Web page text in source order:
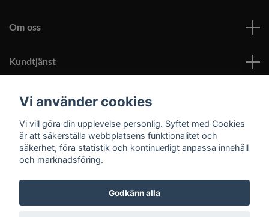
Om oss
Kundtjänst
Läs mer
Sociala medier
Vi använder cookies
Vi vill göra din upplevelse personlig. Syftet med Cookies
är att säkerställa webbplatsens funktionalitet och
säkerhet, föra statistik och kontinuerligt anpassa innehåll
och marknadsföring.
Godkänn alla